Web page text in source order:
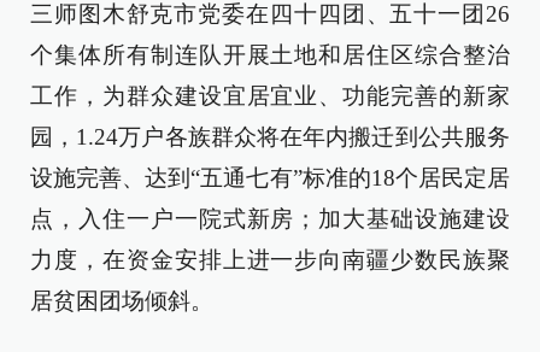
三师图木舒克市党委在四十四团、五十一团26
个集体所有制连队开展土地和居住区综合整治
工作，为群众建设宜居宜业、功能完善的新家
园，1.24万户各族群众将在年内搬迁到公共服务
设施完善、达到“五通七有”标准的18个居民定居
点，入住一户一院式新房；加大基础设施建设
力度，在资金安排上进一步向南疆少数民族聚
居贫困团场倾斜。